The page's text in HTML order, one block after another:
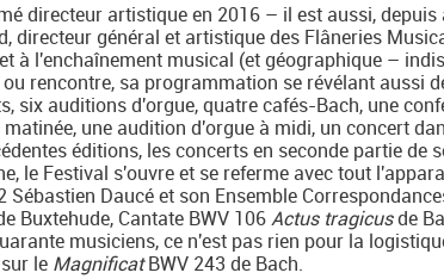
directeur artistique en 2016 – il est aussi, depuis
directeur général et artistique des Flâneries
à l'enchaînement musical (et géographique –
rencontre, sa programmation se révélant aussi
six auditions d'orgue, quatre cafés-Bach, une
une audition d'orgue à midi, un concert
éditions, les concerts en seconde partie de
le Festival s'ouvre et se referme avec tout
Daucé et son Ensemble
Buxtehude, Cantate BWV 106Actus tragicusde
musiciens, ce n'est pas rien pour la
le MagnificatBWV 243 de Bach.